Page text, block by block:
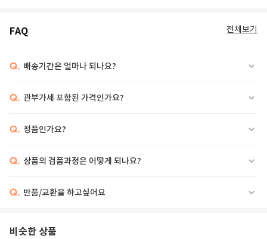
FAQ 전체보기
Q. 배송기간은 얼마나 되나요?
Q. 관부가세 포함된 가격인가요?
Q. 정품인가요?
Q. 상품의 검품과정은 어떻게 되나요?
Q. 반품/교환을 하고싶어요
비슷한 상품